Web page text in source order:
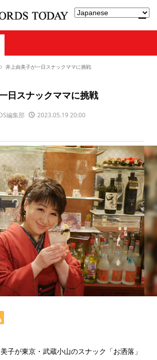
井上由美子が一日スナックママに挑戦
日スナックママに挑戦
編集部 2023.05.19 20:00
子が東京・武蔵小山のスナック「お洒落」